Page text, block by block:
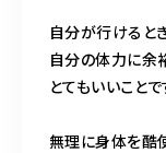
自分が行けると
自分の体力に余
とてもいいこと
無理に身体を酷